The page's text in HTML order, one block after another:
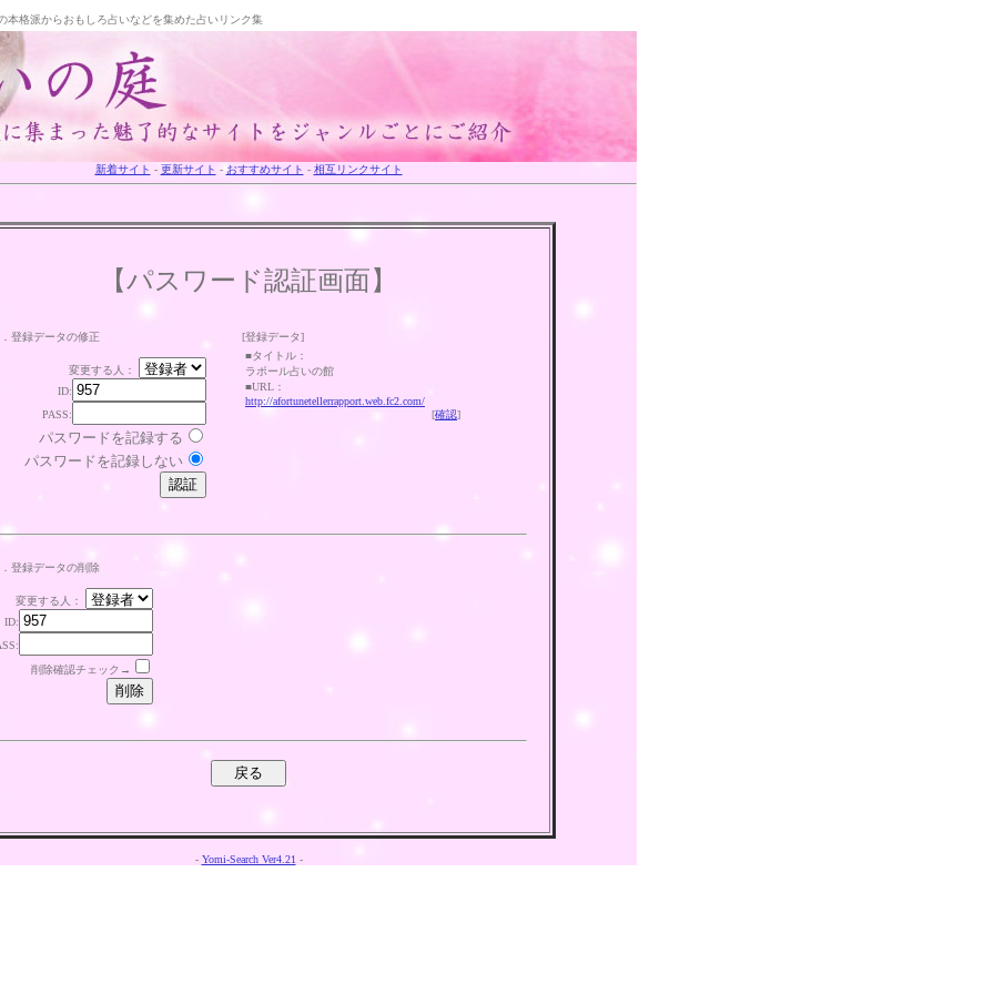
本格派からおもしろ占いなどを集めた占いリンク集
新着サイト - 更新サイト - おすすめサイト - 相互リンクサイト
【パスワード認証画面】
登録データの修正
変更する人：
ID:
PASS:
パスワードを記録する
パスワードを記録しない
[登録データ]
■タイトル：
ラポール占いの館
■URL：
http://afortunetellerrapport.web.fc2.com/
[確認]
登録データの削除
変更する人：
ID:
削除確認チェック→
- Yomi-Search Ver4.21 -